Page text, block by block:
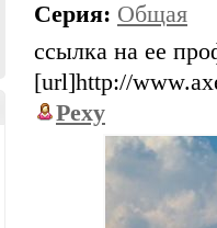
Серия: Общая
ссылка на ее
[url]http://
Pexy